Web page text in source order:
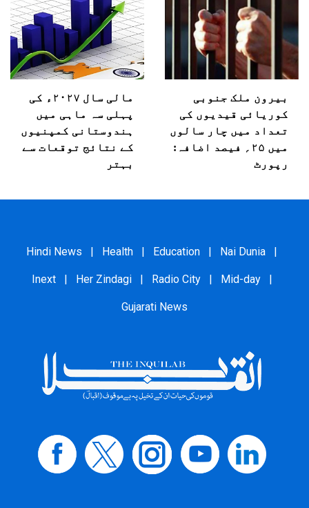
بیرون ملک جنوبی
کوریائی قیدیوں کی
تعداد میں چار سالوں
میں ۲۵؍ فیصد اضافہ:
رپورٹ
مالی سال ۲۰۲۷ء کی
پہلی سہ ماہی میں
ہندوستانی کمپنیوں
کے نتائج توقعات سے
بہتر
Hindi News | Health | Education | Nai Dunia |
Inext | Her Zindagi | Radio City | Mid-day |
Gujarati News